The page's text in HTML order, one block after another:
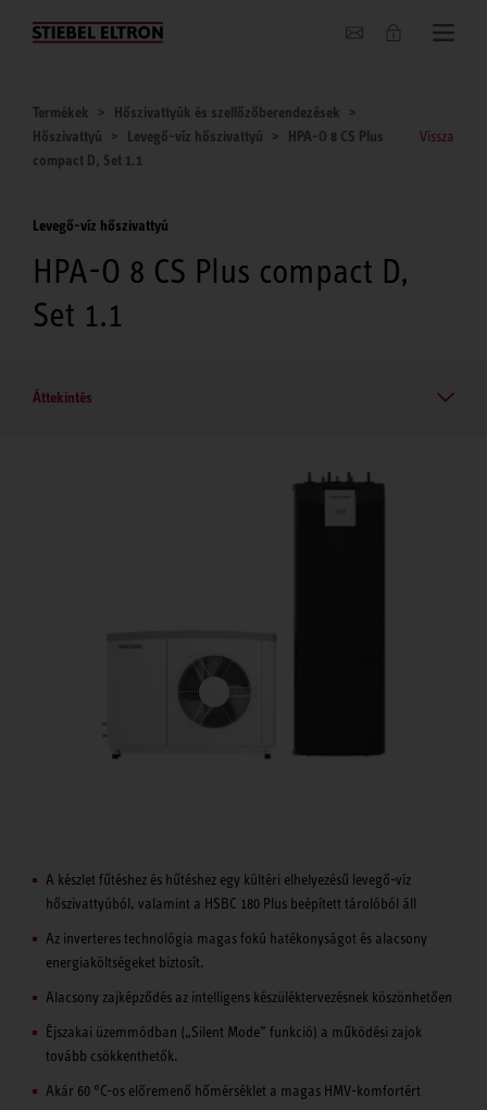
Hírek
Termékek
Hőszivattyúk és szellőzőberendezések
Hőszivattyú
Levegő-víz hőszivattyú
HPA-O 8 CS Plus
compact D, Set 1.1
Vissza
Levegő-víz hőszivattyú
HPA-O 8 CS Plus compact D,
Set 1.1
Áttekintés
A készlet fűtéshez és hűtéshez egy kültéri elhelyezésű levegő-víz
hőszivattyúból, valamint a HSBC 180 Plus beépített tárolóból áll
Az inverteres technológia magas fokú hatékonyságot és alacsony
energiaköltségeket biztosít.
Alacsony zajképződés az intelligens készüléktervezésnek köszönhetően
Éjszakai üzemmódban („Silent Mode” funkció) a működési zajok
tovább csökkenthetők.
Akár 60 °C-os előremenő hőmérséklet a magas HMV-komfortért